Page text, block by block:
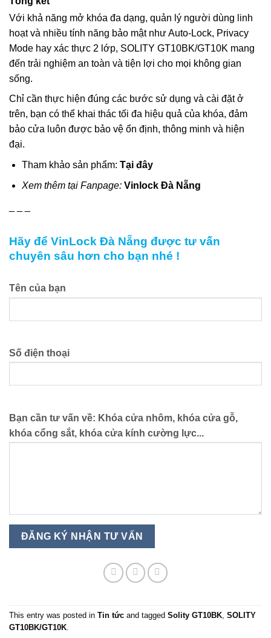
Với khả năng mở khóa đa dạng, quản lý người dùng linh
hoạt và nhiều tính năng bảo mật như Auto-Lock, Privacy
Mode hay xác thực 2 lớp, SOLITY GT10BK/GT10K mang
đến trải nghiệm an toàn và tiện lợi cho mọi không gian
sống.
Chỉ cần thực hiện đúng các bước sử dụng và cài đặt ở
trên, bạn có thể khai thác tối đa hiệu quả của khóa, đảm
bảo cửa luôn được bảo vệ ổn định, thông minh và hiện
đại.
Tham khảo sản phẩm: Tại đây
Xem thêm tại Fanpage: Vinlock Đà Nẵng
Hãy để VinLock Đà Nẵng được tư vấn
chuyên sâu hơn cho bạn nhé !
Tên của bạn
Số điện thoại
Bạn cần tư vấn về: Khóa cửa nhôm, khóa cửa gỗ,
khóa cổng sắt, khóa cửa kính cường lực...
This entry was posted in Tin tức and tagged Solity GT10BK, SOLITY
GT10BK/GT10K.